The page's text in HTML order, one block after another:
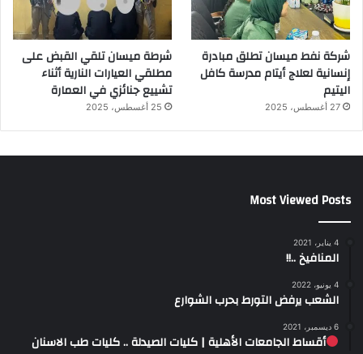
شركة نفط ميسان تطلق مبادرة
إنسانية لعلاج أيتام مدرسة كافل
اليتيم
27 أغسطس، 2025
شرطة ميسان تلقي القبض على
مطلقي العيارات النارية أثناء
تشييع جنائزي في العمارة
25 أغسطس، 2025
Most Viewed Posts
4 يناير، 2021
المنافيخ ..!!
4 يونيو، 2022
الشعب يرفض التورط بحرب الشوارع
6 ديسمبر، 2021
أقساط الجامعات الأهلية | كليات الصيدلة .. كليات طب الاسنان